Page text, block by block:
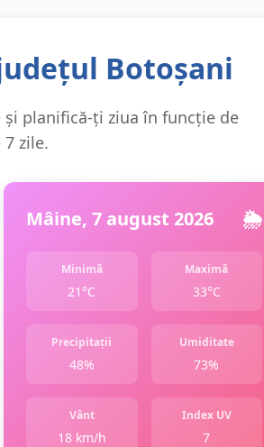
Botoșani
planifică-ți ziua în funcție de
zile.
Mâine, 7 august 2026 🌦️
Minimă
21°C
Maximă
33°C
Precipitații
48%
Umiditate
73%
Vânt
18 km/h
Index UV
7